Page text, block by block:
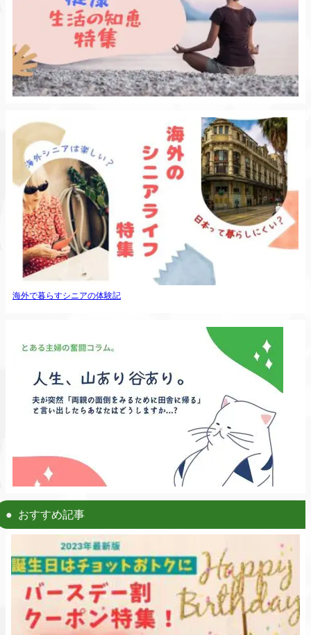
海外で暮らすシニアの体験記
おすすめ記事